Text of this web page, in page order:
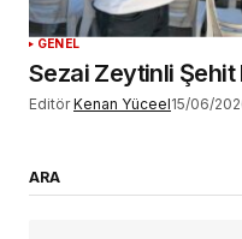
GENEL
Sezai Zeytinli Şehit
Editör Kenan Yüceel15/06/
ARA